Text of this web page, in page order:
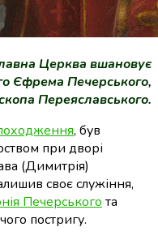
Церква вшановує
Єфрема Печерського,
Переяславського.
, був
при дворі
(Димитрія)
своє служіння,
Печерського та
постригу.